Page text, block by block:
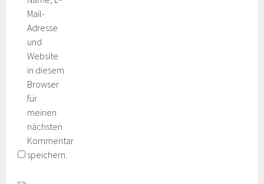
Mail-
Adresse
und
Website
in diesem
Browser
für
meinen
nächsten
Kommentar
speichern.